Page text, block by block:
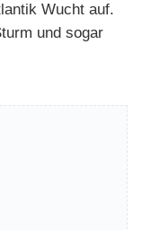
Wucht auf.
und sogar